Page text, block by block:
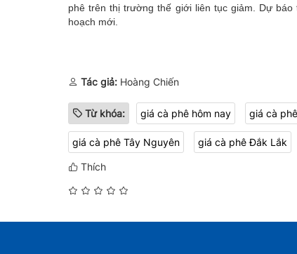
phê trên thị trường thế giới liên tục giảm. Dự
hoạch mới.
Tác giả: Hoàng Chiến
Từ khóa: giá cà phê hôm nay giá cà
giá cà phê Tây Nguyên giá cà phê Đắk Lắk
Thích